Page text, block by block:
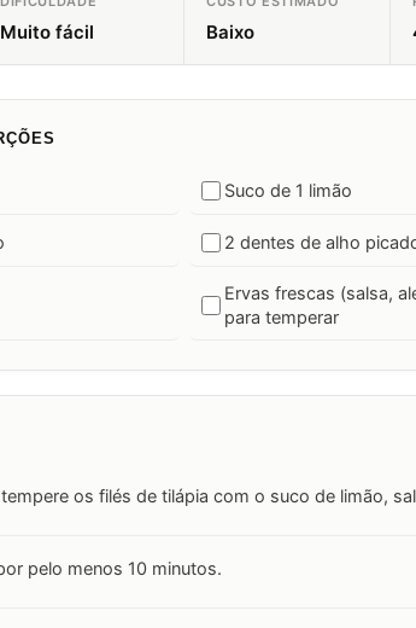
Muito fácil Baixo
Suco de 1 limão
2 dentes de alho
Ervas frescas (salsa,
para temperar
tempere os filés de tilápia com o suco de limão,
pelo menos 10 minutos.